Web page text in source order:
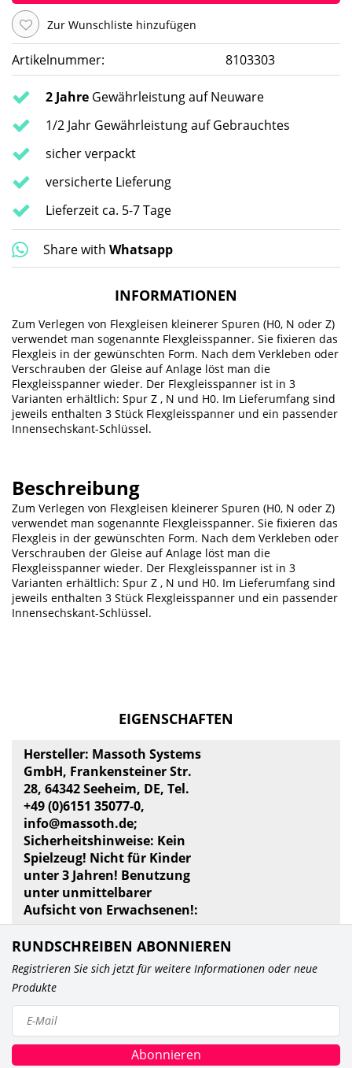
Zur Wunschliste hinzufügen
Artikelnummer: 8103303
2 Jahre Gewährleistung auf Neuware
1/2 Jahr Gewährleistung auf Gebrauchtes
sicher verpackt
versicherte Lieferung
Lieferzeit ca. 5-7 Tage
Share with Whatsapp
INFORMATIONEN
Zum Verlegen von Flexgleisen kleinerer Spuren (H0, N oder Z)
verwendet man sogenannte Flexgleisspanner. Sie fixieren das
Flexgleis in der gewünschten Form. Nach dem Verkleben oder
Verschrauben der Gleise auf Anlage löst man die
Flexgleisspanner wieder. Der Flexgleisspanner ist in 3
Varianten erhältlich: Spur Z , N und H0. Im Lieferumfang sind
jeweils enthalten 3 Stück Flexgleisspanner und ein passender
Innensechskant-Schlüssel.
Beschreibung
Zum Verlegen von Flexgleisen kleinerer Spuren (H0, N oder Z)
verwendet man sogenannte Flexgleisspanner. Sie fixieren das
Flexgleis in der gewünschten Form. Nach dem Verkleben oder
Verschrauben der Gleise auf Anlage löst man die
Flexgleisspanner wieder. Der Flexgleisspanner ist in 3
Varianten erhältlich: Spur Z , N und H0. Im Lieferumfang sind
jeweils enthalten 3 Stück Flexgleisspanner und ein passender
Innensechskant-Schlüssel.
EIGENSCHAFTEN
Hersteller: Massoth Systems
GmbH, Frankensteiner Str.
28, 64342 Seeheim, DE, Tel.
+49 (0)6151 35077-0,
info@massoth.de;
Sicherheitshinweise: Kein
Spielzeug! Nicht für Kinder
unter 3 Jahren! Benutzung
unter unmittelbarer
Aufsicht von Erwachsenen!:
RUNDSCHREIBEN ABONNIEREN
Registrieren Sie sich jetzt für weitere Informationen oder neue
Produkte
Abonnieren